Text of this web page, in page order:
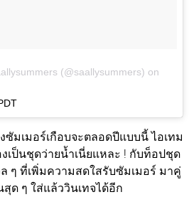
(@saallysummers) on
ซัมเมอร์เกือบจะตลอดปีแบบนี้ ไอเทม
เป็นชุดว่ายน้ำเนี่ยแหละ ! กับท็อปชุด
ๆ ที่เพิ่มความสดใสรับซัมเมอร์ มาคู่
ด ๆ ใส่แล้ววินเทจได้อีก